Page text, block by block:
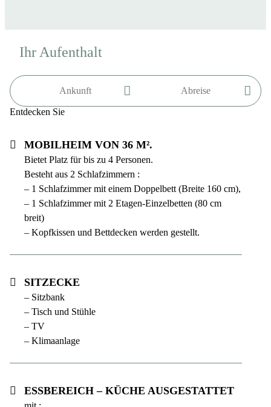
Mobilheim von 36 m².
Bietet Platz für bis zu 4 Personen.
Besteht aus 2 Schlafzimmern :
– 1 Schlafzimmer mit einem Doppelbett (Breite 160 cm),
– 1 Schlafzimmer mit 2 Etagen-Einzelbetten (80 cm
breit)
– Kopfkissen und Bettdecken werden gestellt.
Sitzecke
– Sitzbank
– Tisch und Stühle
– TV
– Klimaanlage
Essbereich – Küche ausgestattet
Ihr Aufenthalt
Entdecken Sie